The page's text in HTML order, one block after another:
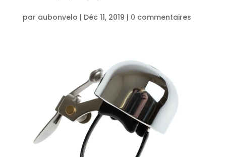
par aubonvelo | Déc 11, 2019 | 0 commentaires